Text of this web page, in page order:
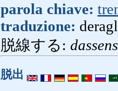
parola chiave:
traduzione:
脱線する:
脱出